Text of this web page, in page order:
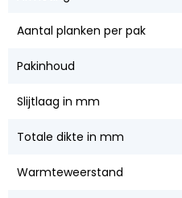
Aantal planken per pak
Pakinhoud
Slijtlaag in mm
Totale dikte in mm
Warmteweerstand